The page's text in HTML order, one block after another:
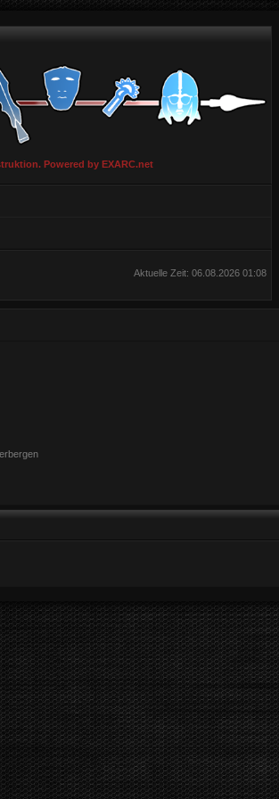
Powered by EXARC.net
Aktuelle Zeit: 06.08.2026 01:08